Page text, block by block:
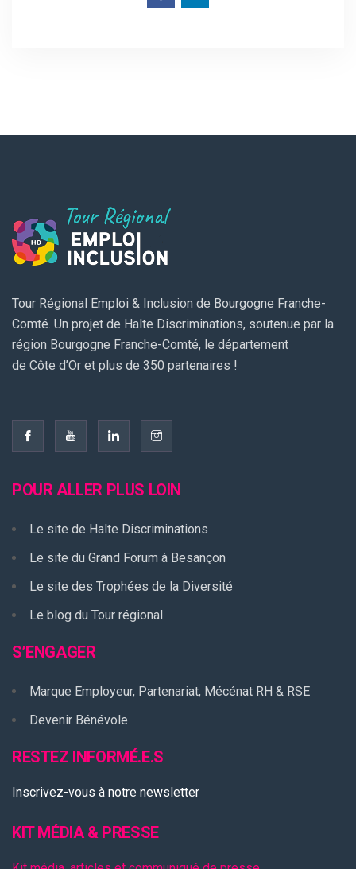
Tour Régional Emploi & Inclusion de Bourgogne Franche-
Comté. Un projet de Halte Discriminations, soutenue par la
région Bourgogne Franche-Comté, le département
de Côte d’Or et plus de 350 partenaires !
POUR ALLER PLUS LOIN
Le site de Halte Discriminations
Le site du Grand Forum à Besançon
Le site des Trophées de la Diversité
Le blog du Tour régional
S’ENGAGER
Marque Employeur, Partenariat, Mécénat RH & RSE
Devenir Bénévole
RESTEZ INFORMÉ.E.S
Inscrivez-vous à notre newsletter
KIT MÉDIA & PRESSE